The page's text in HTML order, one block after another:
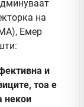
на
Емер
и
тоа е
некои